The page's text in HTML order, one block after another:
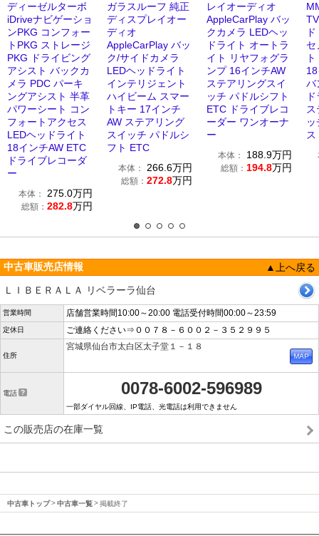
ディーゼルターボ
iDriveナビゲーショ
ンPKG コンフォー
トPKG ストレージ
PKG ドライビング
アシスト バックカ
メラ PDC パーキ
ングアシスト 半革
パワーシート コン
フォートアクセス
LEDヘッドライト
18インチAW ETC
ドライブレコーダ
ー
本体： 275.0万円
総額： 282.8万円
ガラスルーフ 純正
ディスプレイオー
ディオ
AppleCarPlay バッ
ク/サイドカメラ
LEDヘッドライト
インテリジェント
ハイビーム スマー
トキー 17インチ
AW ステアリング
スイッチ パドルシ
フト ETC
本体： 266.6万円
総額： 272.8万円
レイオーディオ
AppleCarPlay バッ
クカメラ LEDヘッ
ドライト オートラ
イト リヤフォグラ
ンプ 16インチAW
ステアリングスイ
ッチ パドルシフト
ETC ドライブレコ
ーダー ワンオーナ
ー
本体： 188.9万円
総額： 194.8万円
セ
バ
中古車販売店情報
▲上へ戻る
ＬＩＢＥＲＡＬＡ リベラーラ仙台
営業時間 店舗営業時間10:00～20:00 電話受付時間00:00～23:59
定休日 ご連絡ください⇒００７８－６００２－３５２９９５
住所
宮城県仙台市太白区太子堂１－１８
電話 0078-6002-596989
一部ダイヤル回線、IP電話、光電話は利用できません
この販売店の在庫一覧
中古車トップ 中古車一覧 掲載終了